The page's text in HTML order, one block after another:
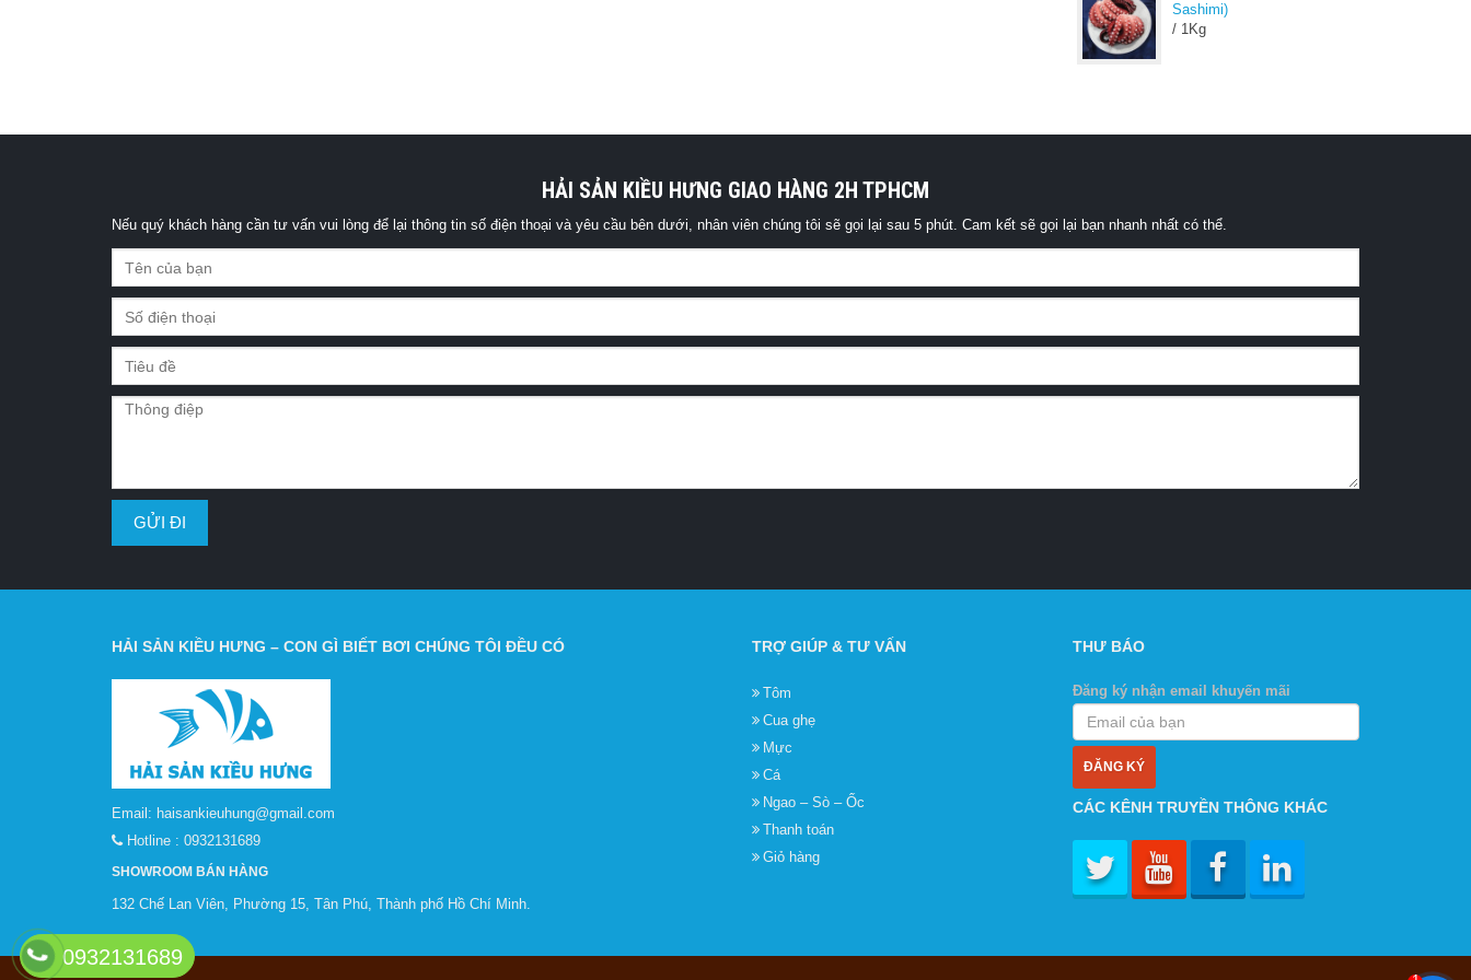
Sashimi)
/ 1Kg
HẢI SẢN KIỀU HƯNG GIAO HÀNG 2H TPHCM
Nếu quý khách hàng cần tư vấn vui lòng để lại thông tin số điện thoại và yêu cầu bên dưới, nhân viên chúng tôi sẽ gọi lại sau 5 phút. Cam kết sẽ gọi lại bạn nhanh nhất có thể.
HẢI SẢN KIỀU HƯNG – CON GÌ BIẾT BƠI CHÚNG TÔI ĐỀU CÓ
Email: haisankieuhung@gmail.com
Hotline : 0932131689
SHOWROOM BÁN HÀNG
132 Chế Lan Viên, Phường 15, Tân Phú, Thành phố Hồ Chí Minh.
TRỢ GIÚP & TƯ VẤN
Tôm
Cua ghẹ
Mực
Cá
Ngao – Sò – Ốc
Thanh toán
Giỏ hàng
THƯ BÁO
Đăng ký nhận email khuyến mãi
CÁC KÊNH TRUYỀN THÔNG KHÁC
0932131689